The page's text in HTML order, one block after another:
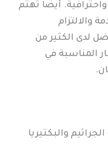
أيضًا تهتم
والالتزام
لدى الكثير من
المناسبة في
والبكتيريا